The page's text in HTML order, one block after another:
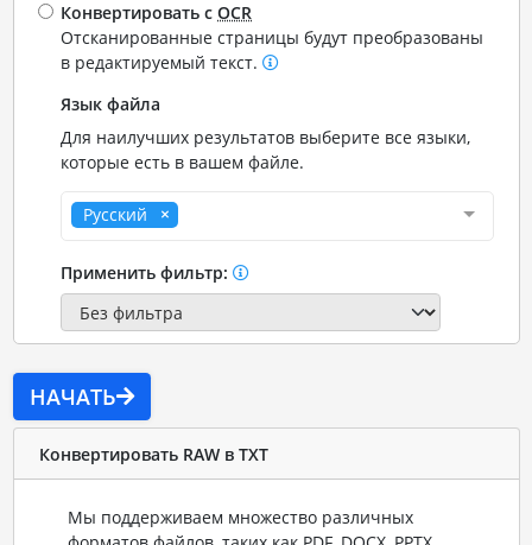
Конвертировать сOCR
Отсканированные страницы будут преобразованы
в редактируемый текст.
Язык файла
Для наилучших результатов выберите все языки,
которые есть в вашем файле.
Русский
Применить фильтр:
НАЧАТЬ
Конвертировать RAW в TXT
Мы поддерживаем множество различных